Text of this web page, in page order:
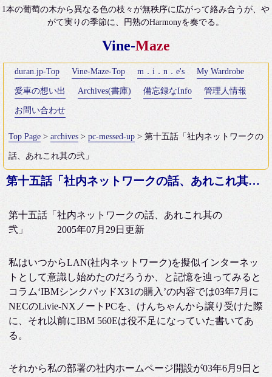
1本の葡萄の木から異なる色の枝々が無秩序に広がって絡み合うが、や
がて実りの季節に、円熟のHarmonyを奏でる。
Vine-Maze
duran.jp-Top Vine-Maze-Top m．i．n．e's My Wardrobe
愛車の想い出 Archives(書庫) 備忘録なInfo 管理人情報
お問い合わせ
Top Page >archives >pc-messed-up > 第十五話「社内ネットワークの
話、あれこれ其の弐」
第十五話「社内ネットワークの話、あれこれ其の弐」
第十五話「社内ネットワークの話、あれこれ其の
弐」 2005年07月29日更新
私はいつからLAN(社内ネットワーク)を擬似インターネッ
トとして意識し始めたのだろうか、と記憶を辿ってみると
コラム‘IBMシンクパッドX31の購入’の内容では03年7月に
NECのLivie-NXノートPCを、けんちゃんから譲り受けた際
に、それ以前にIBM 560Eは役不足になっていた書いてあ
る。
それから私の部署の社内ホームページ開設が03年6月9日と